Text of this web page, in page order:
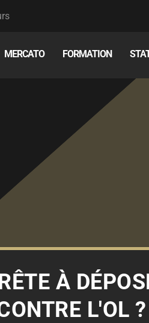
MERCATO FORMATION
À
L'OL ?